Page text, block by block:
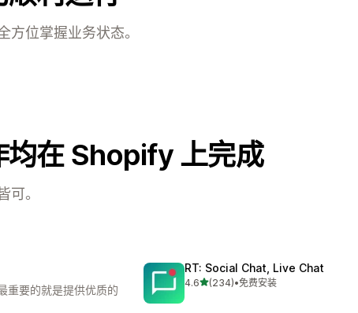
方位掌握业务状态。
均在 Shopify 上完成
可。
重要的就是提供优质的
RT: Social Chat, Live Chat
4.6星（满分 5 星）
(234)
总共 234 条评论
•免费安装